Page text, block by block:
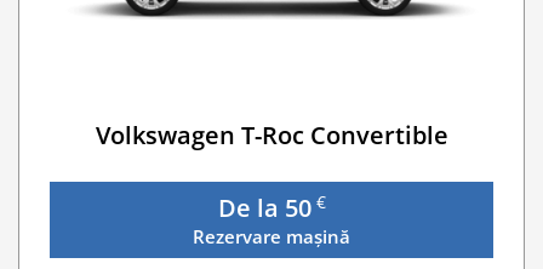
Go Chisinau Airport Shuttle Bus Service And
Transfer Privat (sau „RMO Transfer”)
Volkswagen T-Roc Convertible
De la 50 €
Rezervare mașină